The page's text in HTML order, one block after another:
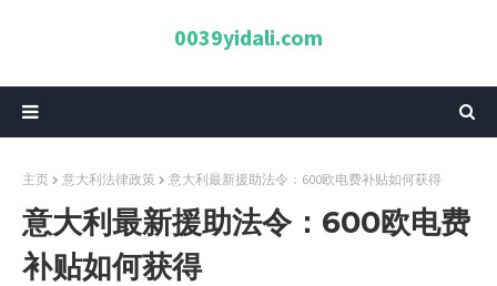
0039yidali.com
主页 意大利法律政策 意大利最新援助法令：600欧电费补贴如何获得
意大利最新援助法令：600欧电费
补贴如何获得